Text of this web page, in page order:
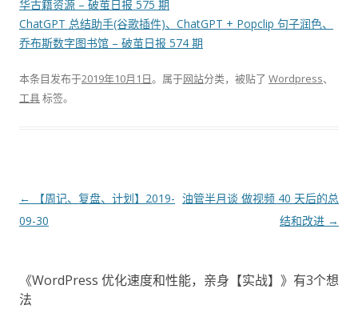
华古籍资源 – 破茧日报 575 期
ChatGPT 总结助手(谷歌插件)、ChatGPT + Popclip 句子润色、
乔布斯数字图书馆 – 破茧日报 574 期
本条目发布于2019年10月1日。属于网站分类，被贴了 Wordpress、
工具标签。
文
章
←
【周记、复盘、计划】2019-
09-30
油管半月谈 做视频 40 天后的总
结和改进 →
《WordPress 优化速度和性能，亲身【实战】 》有3个想
法